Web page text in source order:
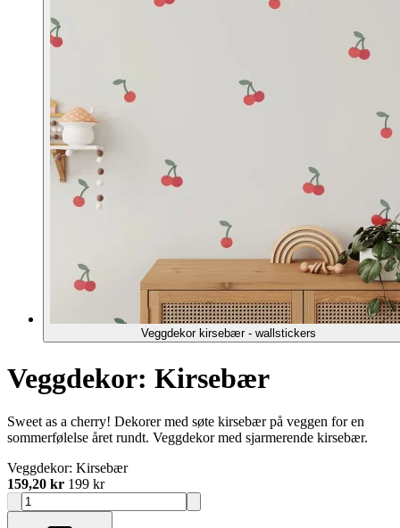
Veggdekor kirsebær - wallstickers
Veggdekor: Kirsebær
Sweet as a cherry! Dekorer med søte kirsebær på veggen for en
sommerfølelse året rundt. Veggdekor med sjarmerende kirsebær.
Veggdekor: Kirsebær
159,20 kr 199 kr